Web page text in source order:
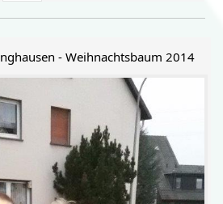
- Weihnachtsbaum 2014